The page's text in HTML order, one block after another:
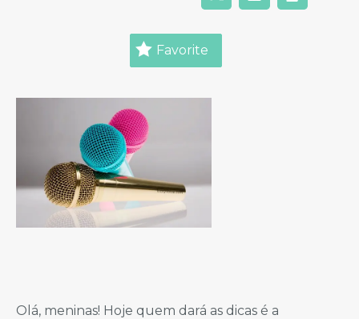
Favorite
Olá, meninas! Hoje quem dará as dicas é a